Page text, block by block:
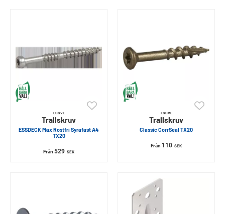
ESSVE
Trallskruv
ESSDECK Max Rostfri Syrafast A4
TX20
Från 529 SEK
ESSVE
Trallskruv
Classic CorrSeal TX20
Från 110 SEK